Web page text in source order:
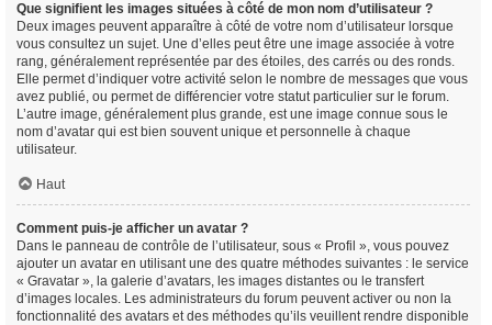
Que signifient les images situées à côté de mon nom d’utilisateur ?
Deux images peuvent apparaître à côté de votre nom d’utilisateur lorsque
vous consultez un sujet. Une d’elles peut être une image associée à votre
rang, généralement représentée par des étoiles, des carrés ou des ronds.
Elle permet d’indiquer votre activité selon le nombre de messages que vous
avez publié, ou permet de différencier votre statut particulier sur le forum.
L’autre image, généralement plus grande, est une image connue sous le
nom d’avatar qui est bien souvent unique et personnelle à chaque
utilisateur.
Haut
Comment puis-je afficher un avatar ?
Dans le panneau de contrôle de l’utilisateur, sous « Profil », vous pouvez
ajouter un avatar en utilisant une des quatre méthodes suivantes : le service
« Gravatar », la galerie d’avatars, les images distantes ou le transfert
d’images locales. Les administrateurs du forum peuvent activer ou non la
fonctionnalité des avatars et des méthodes qu’ils veuillent rendre disponible